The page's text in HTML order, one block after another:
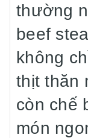
thường
beef
không
thịt thăn
còn chế
món